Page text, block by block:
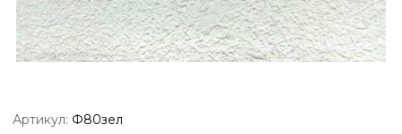
Артикул: Ф80зел